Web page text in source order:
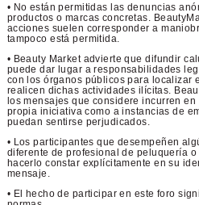
• No están permitidas las denuncias
productos o marcas concretas.
acciones suelen corresponder a
tampoco está permitida.
• Beauty Market advierte que difundir
puede dar lugar a responsabilidades
con los órganos públicos para localizar
realicen dichas actividades ilícitas.
los mensajes que considere incurren
propia iniciativa como a instancias de
puedan sentirse perjudicados.
• Los participantes que desempeñen
diferente de profesional de peluquería
hacerlo constar explícitamente en su
mensaje.
• El hecho de participar en este foro